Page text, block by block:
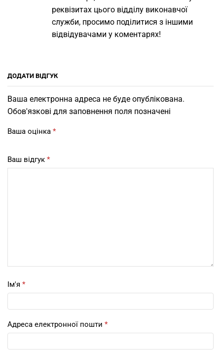
реквізитах цього відділу виконавчої
служби, просимо поділитися з іншими
відвідувачами у коментарях!
ДОДАТИ ВІДГУК
Ваша електронна адреса не буде опублікована.
Обов'язкові для заповнення поля позначені
Ваша оцінка *
Ваш відгук *
Ім'я *
Адреса електронної пошти *